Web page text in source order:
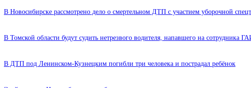
В Новосибирске рассмотрено дело о смертельном ДТП с участием уборочной
В Томской области будут судить нетрезвого водителя, напавшего на сотрудника
В ДТП под Ленинском-Кузнецким погибли три человека и пострадал ребёнок